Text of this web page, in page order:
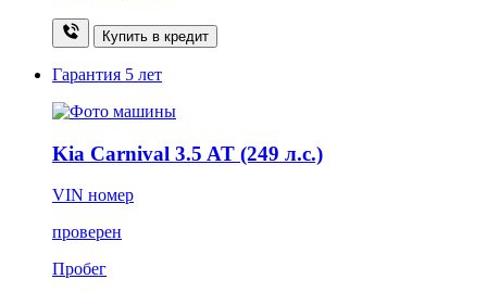
Купить в кредит
Гарантия 5 лет
Kia Carnival 3.5 AT (249 л.с.)
VIN номер
проверен
Пробег